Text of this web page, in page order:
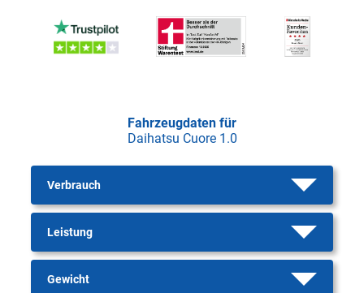
Fahrzeugdaten für
Daihatsu Cuore 1.0
Verbrauch
Leistung
Gewicht